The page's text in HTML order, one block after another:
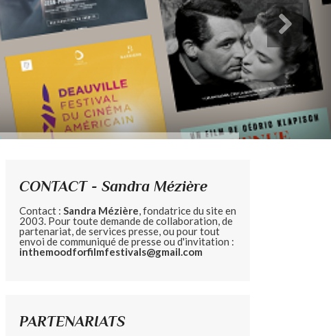
CONTACT - Sandra Mézière
Contact : Sandra Mézière, fondatrice du site en
2003. Pour toute demande de collaboration, de
partenariat, de services presse, ou pour tout
envoi de communiqué de presse ou d'invitation :
inthemoodforfilmfestivals@gmail.com
PARTENARIATS